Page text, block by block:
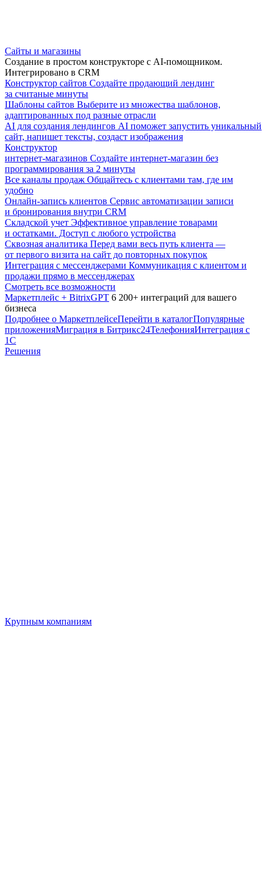
Сайты и магазины
Создание в простом конструкторе с AI-помощником.
Интегрировано в CRM
Конструктор сайтов Создайте продающий лендинг
за считаные минуты
Шаблоны сайтов Выберите из множества шаблонов,
адаптированных под разные отрасли
AI для создания лендингов AI поможет запустить уникальный
сайт, напишет тексты, создаст изображения
Конструктор
интернет-магазинов Создайте интернет-магазин без
программирования за 2 минуты
Все каналы продаж Общайтесь с клиентами там, где им
удобно
Онлайн-запись клиентов Сервис автоматизации записи
и бронирования внутри CRM
Складской учет Эффективное управление товарами
и остатками. Доступ с любого устройства
Сквозная аналитика Перед вами весь путь клиента —
от первого визита на сайт до повторных покупок
Интеграция с мессенджерами Коммуникация с клиентом и
продажи прямо в мессенджерах
Смотреть все возможности
Маркетплейс + BitrixGPT 6 200+ интеграций для вашего
бизнеса
Подробнее о МаркетплейсеПерейти в каталогПопулярные
приложенияМиграция в Битрикс24ТелефонияИнтеграция с
1С
Решения
Крупным компаниям